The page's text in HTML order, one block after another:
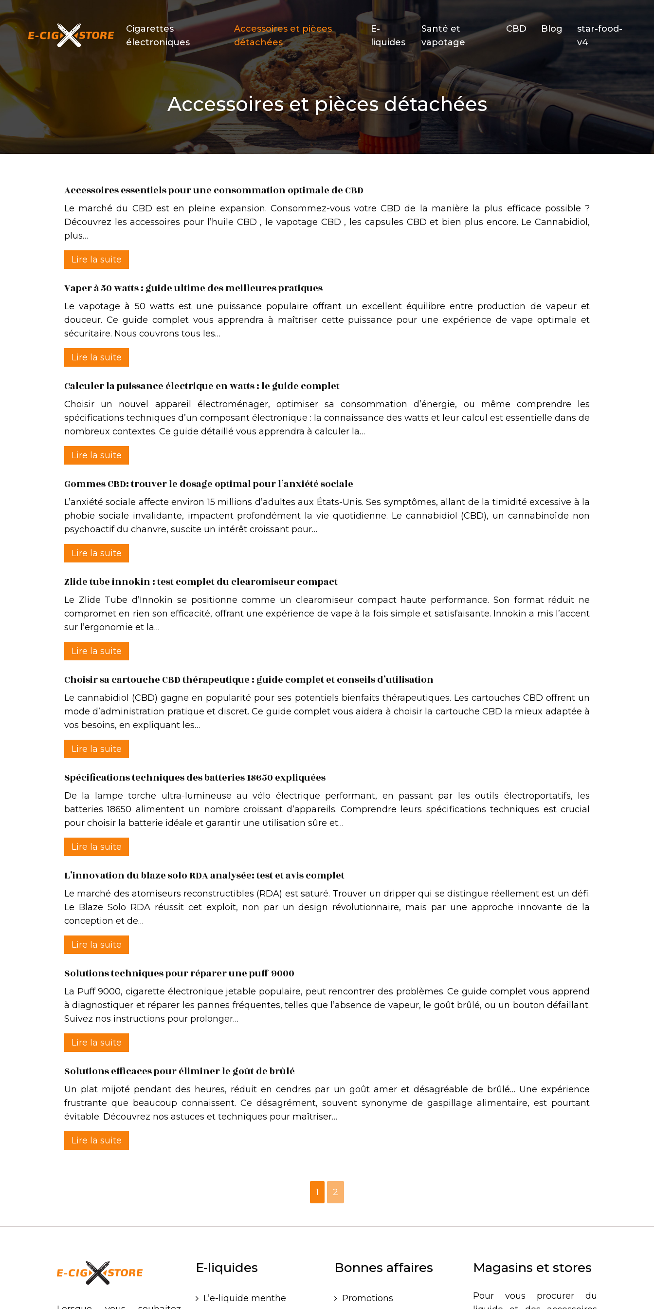
Cigarettes
électroniques
Accessoires et pièces
détachées
E-
liquides
Santé et
vapotage
CBD Blog
star-food-
v4
Accessoires et pièces détachées
Accessoires essentiels pour une consommation optimale de CBD
Le marché du CBD est en pleine expansion. Consommez-vous votre CBD de la manière la plus efficace possible ?
Découvrez les accessoires pour l’huile CBD , le vapotage CBD , les capsules CBD et bien plus encore. Le Cannabidiol,
plus…
Lire la suite
Vaper à 50 watts : guide ultime des meilleures pratiques
Le vapotage à 50 watts est une puissance populaire offrant un excellent équilibre entre production de vapeur et
douceur. Ce guide complet vous apprendra à maîtriser cette puissance pour une expérience de vape optimale et
sécuritaire. Nous couvrons tous les…
Lire la suite
Calculer la puissance électrique en watts : le guide complet
Choisir un nouvel appareil électroménager, optimiser sa consommation d’énergie, ou même comprendre les
spécifications techniques d’un composant électronique : la connaissance des watts et leur calcul est essentielle dans de
nombreux contextes. Ce guide détaillé vous apprendra à calculer la…
Lire la suite
Gommes CBD: trouver le dosage optimal pour l’anxiété sociale
L’anxiété sociale affecte environ 15 millions d’adultes aux États-Unis. Ses symptômes, allant de la timidité excessive à la
phobie sociale invalidante, impactent profondément la vie quotidienne. Le cannabidiol (CBD), un cannabinoïde non
psychoactif du chanvre, suscite un intérêt croissant pour…
Lire la suite
Zlide tube innokin : test complet du clearomiseur compact
Le Zlide Tube d’Innokin se positionne comme un clearomiseur compact haute performance. Son format réduit ne
compromet en rien son efficacité, offrant une expérience de vape à la fois simple et satisfaisante. Innokin a mis l’accent
sur l’ergonomie et la…
Lire la suite
Choisir sa cartouche CBD thérapeutique : guide complet et conseils d’utilisation
Le cannabidiol (CBD) gagne en popularité pour ses potentiels bienfaits thérapeutiques. Les cartouches CBD offrent un
mode d’administration pratique et discret. Ce guide complet vous aidera à choisir la cartouche CBD la mieux adaptée à
vos besoins, en expliquant les…
Lire la suite
Spécifications techniques des batteries 18650 expliquées
De la lampe torche ultra-lumineuse au vélo électrique performant, en passant par les outils électroportatifs, les
batteries 18650 alimentent un nombre croissant d’appareils. Comprendre leurs spécifications techniques est crucial
pour choisir la batterie idéale et garantir une utilisation sûre et…
Lire la suite
L’innovation du blaze solo RDA analysée: test et avis complet
Le marché des atomiseurs reconstructibles (RDA) est saturé. Trouver un dripper qui se distingue réellement est un défi.
Le Blaze Solo RDA réussit cet exploit, non par un design révolutionnaire, mais par une approche innovante de la
conception et de…
Lire la suite
Solutions techniques pour réparer une puff 9000
La Puff 9000, cigarette électronique jetable populaire, peut rencontrer des problèmes. Ce guide complet vous apprend
à diagnostiquer et réparer les pannes fréquentes, telles que l’absence de vapeur, le goût brûlé, ou un bouton défaillant.
Suivez nos instructions pour prolonger…
Lire la suite
Solutions efficaces pour éliminer le goût de brûlé
Un plat mijoté pendant des heures, réduit en cendres par un goût amer et désagréable de brûlé… Une expérience
frustrante que beaucoup connaissent. Ce désagrément, souvent synonyme de gaspillage alimentaire, est pourtant
évitable. Découvrez nos astuces et techniques pour maîtriser…
Lire la suite
1 2
E-liquides
L’e-liquide menthe
Bonnes affaires
Promotions
Magasins et stores
Pour vous procurer du